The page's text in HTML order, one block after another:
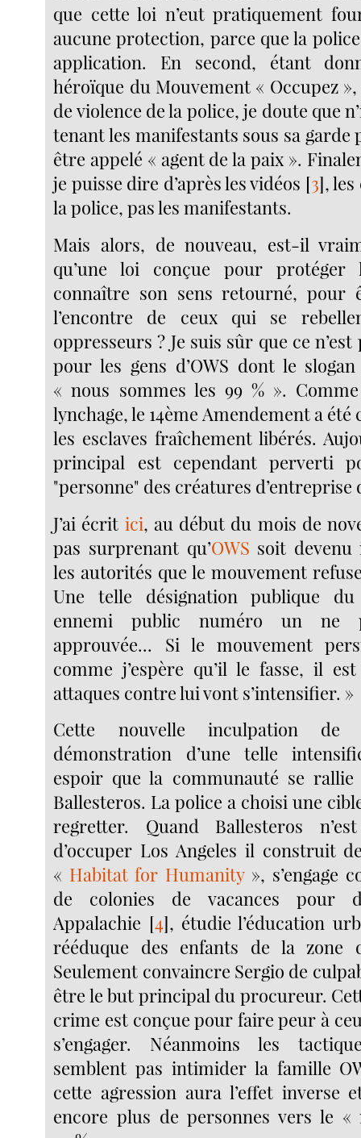
que cette loi n’eut pratiquement
aucune protection, parce que la
application. En second, étant
héroïque du Mouvement « Occupez
de violence de la police, je doute que
tenant les manifestants sous sa
être appelé « agent de la paix ».
je puisse dire d’après les vidéos [3],
la police, pas les manifestants.
Mais alors, de nouveau, est-il
qu’une loi conçue pour protéger
connaître son sens retourné, pour
l’encontre de ceux qui se
oppresseurs ? Je suis sûr que ce
pour les gens d’OWS dont le
« nous sommes les 99 % ».
lynchage, le 14ème Amendement a
les esclaves fraîchement libérés.
principal est cependant perverti
"personne" des créatures d’entreprise
J’ai écrit ici, au début du mois de
pas surprenant qu’OWS soit
les autorités que le mouvement
Une telle désignation publique
ennemi public numéro un ne
approuvée... Si le mouvement
comme j’espère qu’il le fasse, il
attaques contre lui vont s’intensifier. »
Cette nouvelle inculpation
démonstration d’une telle
espoir que la communauté se
Ballesteros. La police a choisi une
regretter. Quand Ballesteros
d’occuper Los Angeles il construit
« Habitat for Humanity», s’engage
de colonies de vacances pour
Appalachie [4], étudie l’éducation
rééduque des enfants de la zone
Seulement convaincre Sergio de
être le but principal du procureur.
crime est conçue pour faire peur à
s’engager. Néanmoins les
semblent pas intimider la famille
cette agression aura l’effet inverse
encore plus de personnes vers le «